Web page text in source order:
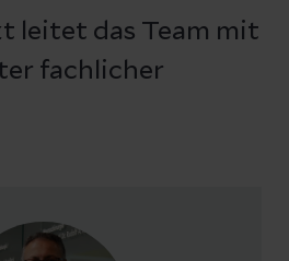
leitet das Team mit
fachlicher